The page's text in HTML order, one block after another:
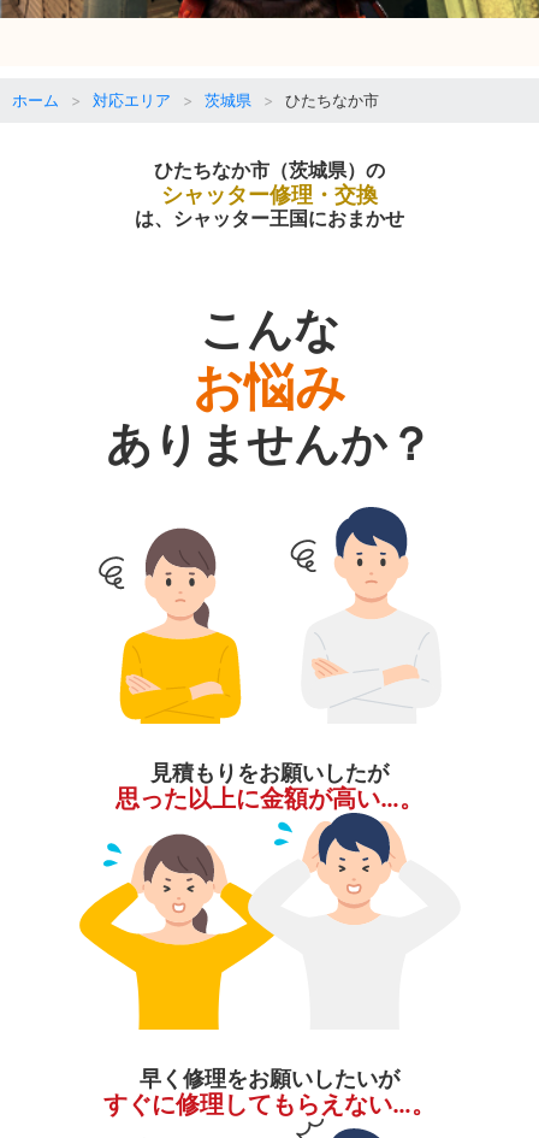
ホーム 対応エリア 茨城県 ひたちなか市
ひたちなか市（茨城県）の
シャッター修理・交換
は、シャッター王国におまかせ
こんな
お悩み
ありませんか？
見積もりをお願いしたが
思った以上に金額が高い…。
早く修理をお願いしたいが
すぐに修理してもらえない…。